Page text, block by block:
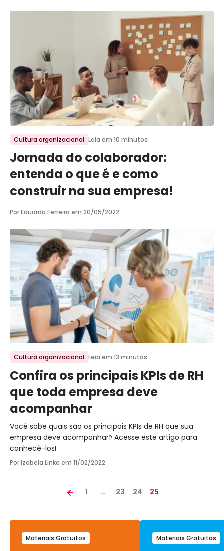
Ir para o post
Cultura organizacional Leia em 10 minutos
Jornada do colaborador:
entenda o que é e como
construir na sua empresa!
Por Eduarda Ferreira em 20/05/2022
Ir para o post
Cultura organizacional Leia em 13 minutos
Confira os principais KPIs de RH
que toda empresa deve
acompanhar
Você sabe quais são os principais KPIs de RH que sua
empresa deve acompanhar? Acesse este artigo para
conhecê-los!
Por Izabela Linke em 11/02/2022
1 … 23 24 25
Materiais Gratuitos Materiais Gratuitos